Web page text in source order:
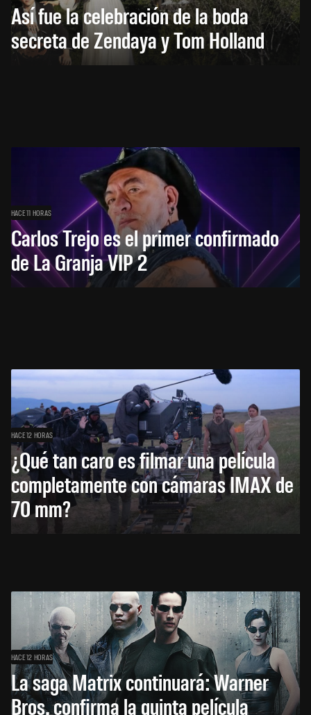
Así fue la celebración de la boda
secreta de Zendaya y Tom Holland
HACE 11 HORAS
Carlos Trejo es el primer confirmado
de La Granja VIP 2
HACE 12 HORAS
¿Qué tan caro es filmar una película
completamente con cámaras IMAX de
70 mm?
HACE 12 HORAS
La saga Matrix continuará: Warner
Bros. confirma la quinta película